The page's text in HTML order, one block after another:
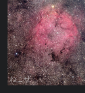
ねこぜ